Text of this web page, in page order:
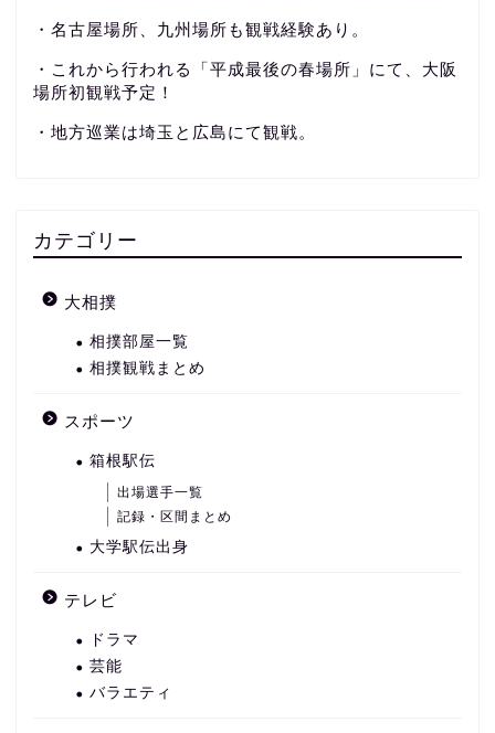
・名古屋場所、九州場所も観戦経験あり。
・これから行われる「平成最後の春場所」にて、大阪
場所初観戦予定！
・地方巡業は埼玉と広島にて観戦。
カテゴリー
大相撲
相撲部屋一覧
相撲観戦まとめ
スポーツ
箱根駅伝
出場選手一覧
記録・区間まとめ
大学駅伝出身
テレビ
ドラマ
芸能
バラエティ